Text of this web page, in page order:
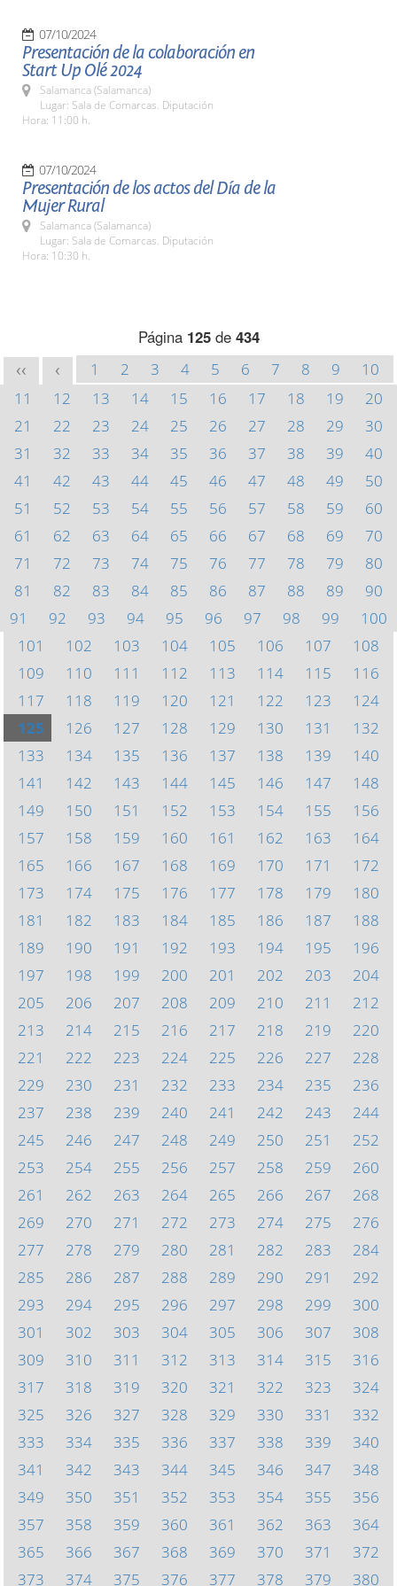
07/10/2024
Presentación de la colaboración en
Start Up Olé 2024
Salamanca (Salamanca)
Lugar: Sala de Comarcas. Diputación
Hora: 11:00 h.
07/10/2024
Presentación de los actos del Día de la
Mujer Rural
Salamanca (Salamanca)
Lugar: Sala de Comarcas. Diputación
Hora: 10:30 h.
Página 125de 434
<< < 1 2 3 4 5 6 7 8 9
10
11
12 13 14 15 16 17 18 19
20
21
22 23 24 25 26 27 28 29
30
31
32 33 34 35 36 37 38 39
40
41
42 43 44 45 46 47 48 49
50
51
52 53 54 55 56 57 58 59
60
61
62 63 64 65 66 67 68 69
70
71
72 73 74 75 76 77 78 79
80
81
82 83 84 85 86 87 88 89
90
91
92 93 94 95 96 97 98 99
100
101
102 103 104 105 106 107
108
109
110 111 112 113 114 115
116
117
118 119 120 121 122 123
124
125
126 127 128 129 130 131
132
133
134 135 136 137 138 139
140
141
142 143 144 145 146 147
148
149
150 151 152 153 154 155
156
157
158 159 160 161 162 163
164
165
166 167 168 169 170 171
172
173
174 175 176 177 178 179
180
181
182 183 184 185 186 187
188
189
190 191 192 193 194 195
196
197
198 199 200 201 202 203
204
205
206 207 208 209 210 211
212
213
214 215 216 217 218 219
220
221
222 223 224 225 226 227
228
229
230 231 232 233 234 235
236
237
238 239 240 241 242 243
244
245
246 247 248 249 250 251
252
253
254 255 256 257 258 259
260
261
262 263 264 265 266 267
268
269
270 271 272 273 274 275
276
277
278 279 280 281 282 283
284
285
286 287 288 289 290 291
292
293
294 295 296 297 298 299
300
301
302 303 304 305 306 307
308
309
310 311 312 313 314 315
316
317
318 319 320 321 322 323
324
325
326 327 328 329 330 331
332
333
334 335 336 337 338 339
340
341
342 343 344 345 346 347
348
349
350 351 352 353 354 355
356
357
358 359 360 361 362 363
364
365
366 367 368 369 370 371
372
373
374 375 376 377 378 379 380